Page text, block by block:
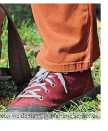
Weidemann, in: pfarrbriefservice.de